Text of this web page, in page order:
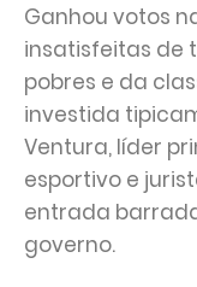
Ganhou votos
insatisfeitas de
pobres e da
investida
Ventura, líder
esportivo e
entrada
governo.